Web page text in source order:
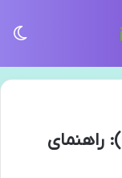
ارز دیجیتال هارمونی وان (ONE): راهنمای